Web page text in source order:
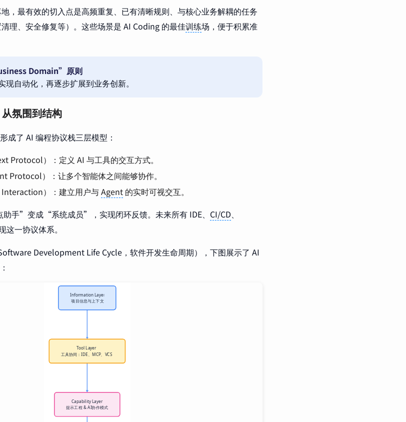
，最有效的切入点是高频重复、已有清晰规则、与核心业务解耦的任务
清理、安全修复等）。这些场景是 AI Coding 的最佳训练场，便于积累准
Domain”原则
自动化，再逐步扩展到业务创新。
氛围到结构
成了 AI 编程协议栈三层模型：
Protocol）：定义 AI 与工具的交互方式。
Protocol）：让多个智能体之间能够协作。
）：建立用户与Agent 的实时可视交互。
手”变成“系统成员”，实现闭环反馈。未来所有 IDE、 CI/CD
这一协议体系。
Development Life Cycle，软件开发生命周期），下图展示了 AI